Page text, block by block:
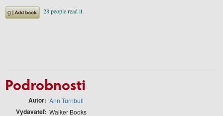
Podrobnosti
Autor Ann Turnbull
Vydavateľ Walker Books